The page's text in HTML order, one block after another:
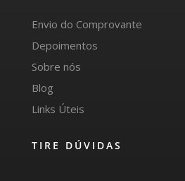
Envio do Comprovante
Depoimentos
Sobre nós
Blog
Links Úteis
TIRE DÚVIDAS